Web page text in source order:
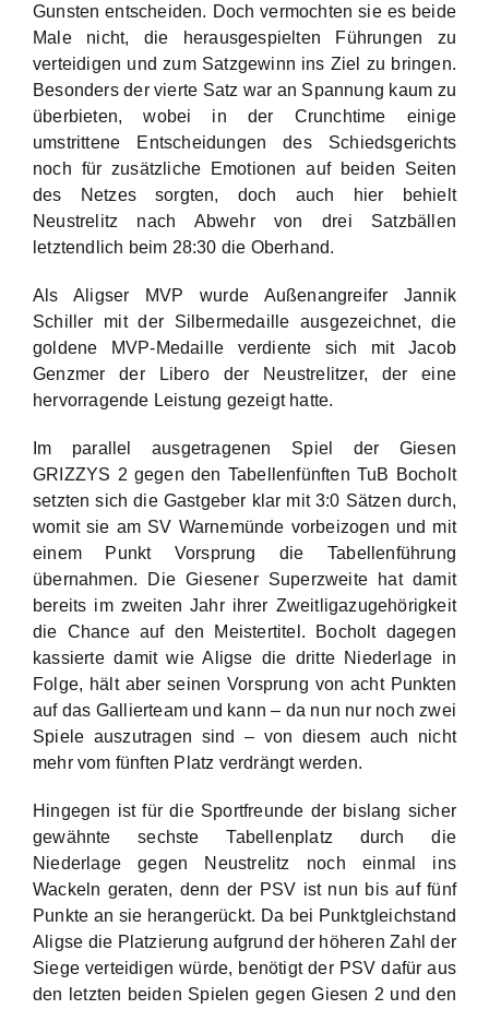
Gunsten entscheiden. Doch vermochten sie es beide
Male nicht, die herausgespielten Führungen zu
verteidigen und zum Satzgewinn ins Ziel zu bringen.
Besonders der vierte Satz war an Spannung kaum zu
überbieten, wobei in der Crunchtime einige
umstrittene Entscheidungen des Schiedsgerichts
noch für zusätzliche Emotionen auf beiden Seiten
des Netzes sorgten, doch auch hier behielt
Neustrelitz nach Abwehr von drei Satzbällen
letztendlich beim 28:30 die Oberhand.
Als Aligser MVP wurde Außenangreifer Jannik
Schiller mit der Silbermedaille ausgezeichnet, die
goldene MVP-Medaille verdiente sich mit Jacob
Genzmer der Libero der Neustrelitzer, der eine
hervorragende Leistung gezeigt hatte.
Im parallel ausgetragenen Spiel der Giesen
GRIZZYS 2 gegen den Tabellenfünften TuB Bocholt
setzten sich die Gastgeber klar mit 3:0 Sätzen durch,
womit sie am SV Warnemünde vorbeizogen und mit
einem Punkt Vorsprung die Tabellenführung
übernahmen. Die Giesener Superzweite hat damit
bereits im zweiten Jahr ihrer Zweitligazugehörigkeit
die Chance auf den Meistertitel. Bocholt dagegen
kassierte damit wie Aligse die dritte Niederlage in
Folge, hält aber seinen Vorsprung von acht Punkten
auf das Gallierteam und kann – da nun nur noch zwei
Spiele auszutragen sind – von diesem auch nicht
mehr vom fünften Platz verdrängt werden.
Hingegen ist für die Sportfreunde der bislang sicher
gewähnte sechste Tabellenplatz durch die
Niederlage gegen Neustrelitz noch einmal ins
Wackeln geraten, denn der PSV ist nun bis auf fünf
Punkte an sie herangerückt. Da bei Punktgleichstand
Aligse die Platzierung aufgrund der höheren Zahl der
Siege verteidigen würde, benötigt der PSV dafür aus
den letzten beiden Spielen gegen Giesen 2 und den